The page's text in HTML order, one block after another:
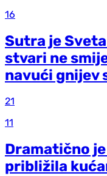
16
Sutra je
stvari ne
navući gnijev
21
11
Dramatično
približila